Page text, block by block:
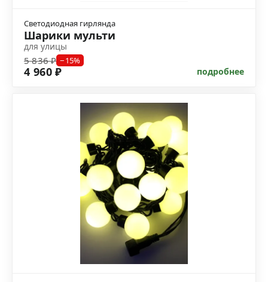
Светодиодная гирлянда
Шарики мульти
для улицы
5 836 ₽ −15%
4 960 ₽ подробнее